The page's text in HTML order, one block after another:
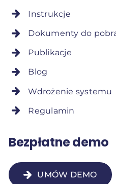
Instrukcje
Dokumenty do
Publikacje
Blog
Wdrożenie systemu
Regulamin
Bezpłatne demo
UMÓW DEMO